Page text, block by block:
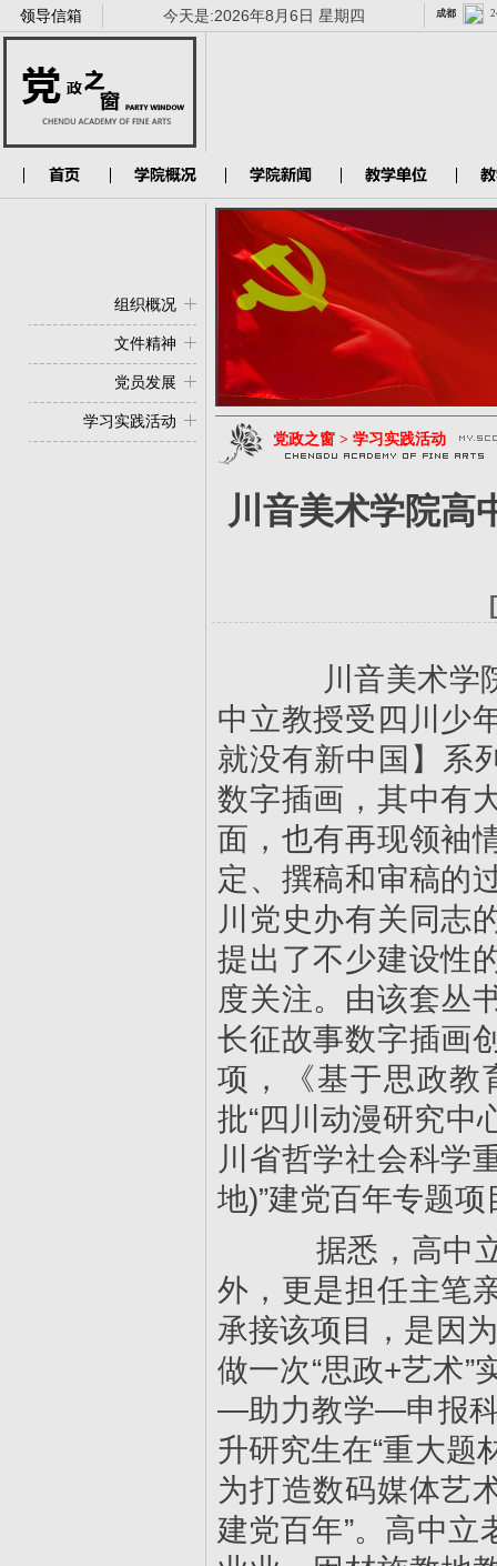
领导信箱 今天是:2026年8月6日 星期四
组织概况
文件精神
党员发展
学习实践活动
党政之窗 > 学习实践活动
川音美术学院高
川音美术学院
中立教授受四川少
就没有新中国】系
数字插画，其中有
面，也有再现领袖
定、撰稿和审稿的
川党史办有关同志
提出了不少建设性
度关注。由该套丛
长征故事数字插画
项，《基于思政教
批“四川动漫研究中
川省哲学社会科学
地)”建党百年专题
据悉，高中立
外，更是担任主笔
承接该项目，是因
做一次“思政+艺术”
—助力教学—申报科
升研究生在“重大题
为打造数码媒体艺
建党百年”。高中